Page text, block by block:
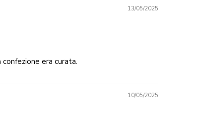
13/05/2025
era curata.
10/05/2025